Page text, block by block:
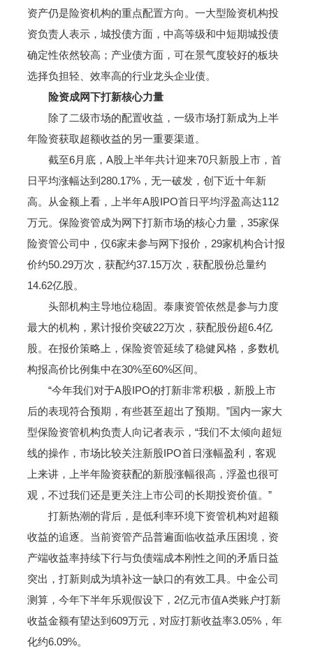
资产仍是险资机构的重点配置方向。一大型险资机构投
资负责人表示，城投债方面，中高等级和中短期城投债
确定性依然较高；产业债方面，可在景气度较好的板块
选择负担轻、效率高的行业龙头企业债。
险资成网下打新核心力量
除了二级市场的配置收益，一级市场打新成为上半
年险资获取超额收益的另一重要渠道。
截至6月底，A股上半年共计迎来70只新股上市，首
日平均涨幅达到280.17%，无一破发，创下近十年新
高。从金额上看，上半年A股IPO首日平均浮盈高达112
万元。保险资管成为网下打新市场的核心力量，35家保
险资管公司中，仅6家未参与网下报价，29家机构合计报
价约50.29万次，获配约37.15万次，获配股份总量约
14.62亿股。
头部机构主导地位稳固。泰康资管依然是参与力度
最大的机构，累计报价突破22万次，获配股份超6.4亿
股。在报价策略上，保险资管延续了稳健风格，多数机
构报高价比例集中在30%至60%区间。
“今年我们对于A股IPO的打新非常积极，新股上市
后的表现符合预期，有些甚至超出了预期。”国内一家大
型保险资管机构负责人向记者表示，“我们不太倾向超短
线的操作，市场比较关注新股IPO首日涨幅盈利，客观
上来讲，上半年险资获配的新股涨幅很高，浮盈也很可
观，不过我们还是更关注上市公司的长期投资价值。”
打新热潮的背后，是低利率环境下资管机构对超额
收益的追逐。当前资管产品普遍面临收益承压困境，资
产端收益率持续下行与负债端成本刚性之间的矛盾日益
突出，打新则成为填补这一缺口的有效工具。中金公司
测算，今年下半年乐观假设下，2亿元市值A类账户打新
收益金额有望达到609万元，对应打新收益率3.05%，年
化约6.09%。